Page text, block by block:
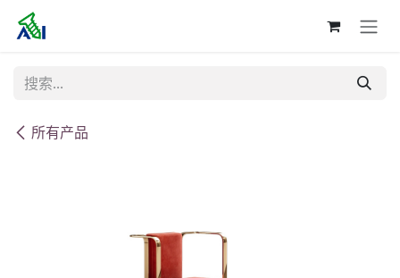
跳至内容
所有产品